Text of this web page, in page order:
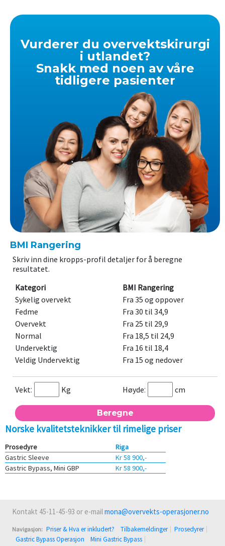
Vurderer du overvektskirurgi
i utlandet?
Snakk med noen av våre
tidligere pasienter
BMI Rangering
Skriv inn dine kropps-profil detaljer for å beregne
resultatet.
Kategori
BMI Rangering
Sykelig overvekt
Fra 35 og oppover
Fedme
Fra 30 til 34,9
Overvekt
Fra 25 til 29,9
Normal
Fra 18,5 til 24,9
Undervektig
Fra 16 til 18,4
Veldig Undervektig
Fra 15 og nedover
Vekt: Kg Høyde: cm
Norske kvalitetsteknikker til rimelige priser
Prosedyre
Riga
Gastric Sleeve
Kr 58 900,-
Gastric Bypass, Mini GBP
Kr 58 900,-
Kontakt 45-11-45-93 or e-mailmona@overvekts-operasjoner.no
Navigasjon: Priser & Hva er inkludert? Tilbakemeldinger
Prosedyrer
Gastric Bypass Operasjon
Mini Gastric Bypass